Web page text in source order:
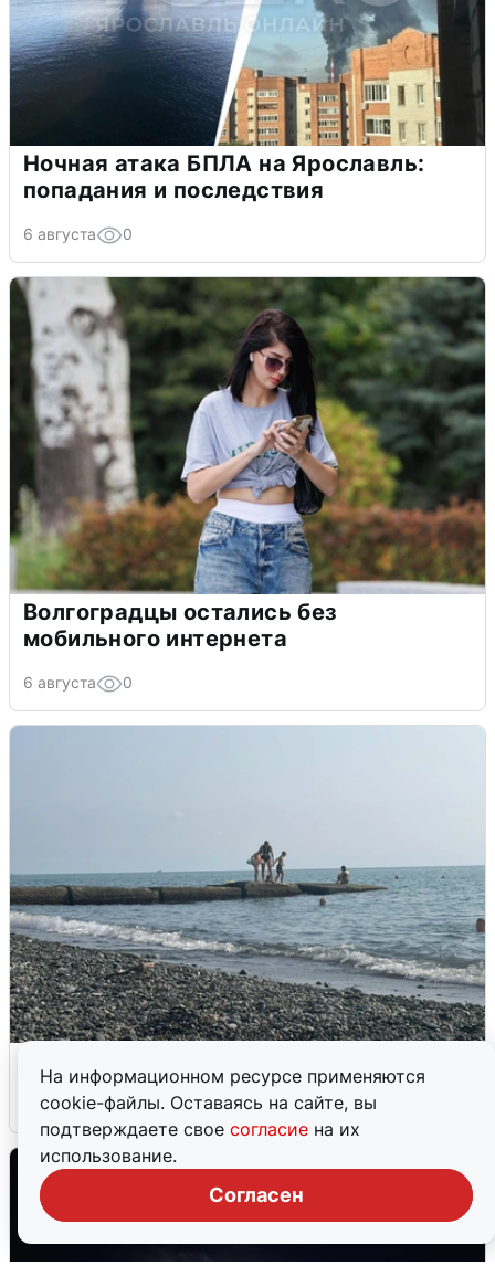
На информационном ресурсе применяются
cookie-файлы. Оставаясь на сайте, вы
подтверждаете свое согласие на их
использование.
Согласен
Ночная атака БПЛА на Ярославль:
попадания и последствия
6 августа 0
Волгоградцы остались без
мобильного интернета
6 августа 0
6 августа 0